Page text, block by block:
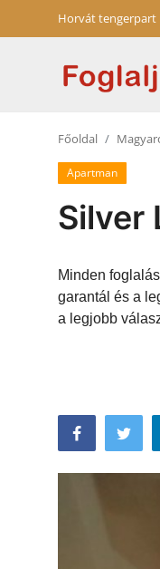
Horvát tengerpart
Szállások a
Szállások
Főoldal
Apartman
Silver
Minden
garantál és a
a legjobb